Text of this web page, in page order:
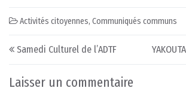
Activités citoyennes, Communiqués communs
Post navigation
Samedi Culturel de l’ADTF
Laisser un commentaire